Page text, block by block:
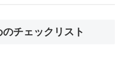
チェックリスト